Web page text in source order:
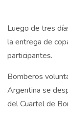
Luego de tres
la entrega de
participantes.
Bomberos
Argentina se
del Cuartel de